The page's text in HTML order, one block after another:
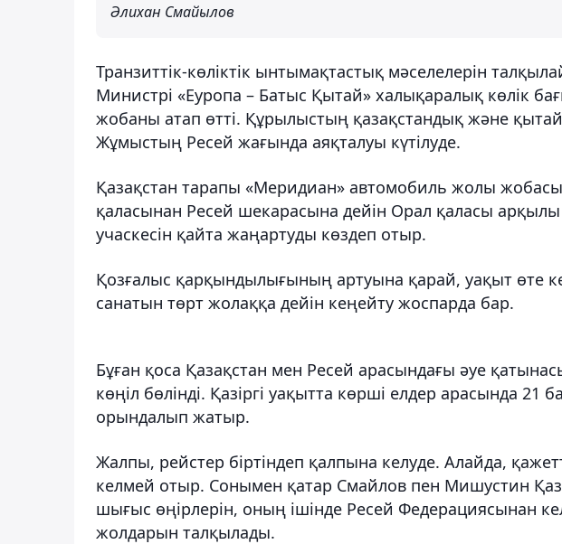
Әлихан Смайылов
Транзиттік-көліктік ынтымақтастық мәселелерін
Министрі «Еуропа – Батыс Қытай» халықаралық көлік
жобаны атап өтті. Құрылыстың қазақстандық және
Жұмыстың Ресей жағында аяқталуы күтілуде.
Қазақстан тарапы «Меридиан» автомобиль жолы
қаласынан Ресей шекарасына дейін Орал қаласы арқылы
учаскесін қайта жаңартуды көздеп отыр.
Қозғалыс қарқындылығының артуына қарай, уақыт өте
санатын төрт жолаққа дейін кеңейту жоспарда бар.
Бұған қоса Қазақстан мен Ресей арасындағы әуе
көңіл бөлінді. Қазіргі уақытта көрші елдер арасында
орындалып жатыр.
Жалпы, рейстер біртіндеп қалпына келуде. Алайда,
келмей отыр. Сонымен қатар Смайлов пен Мишустин
шығыс өңірлерін, оның ішінде Ресей Федерациясынан
жолдарын талқылады.